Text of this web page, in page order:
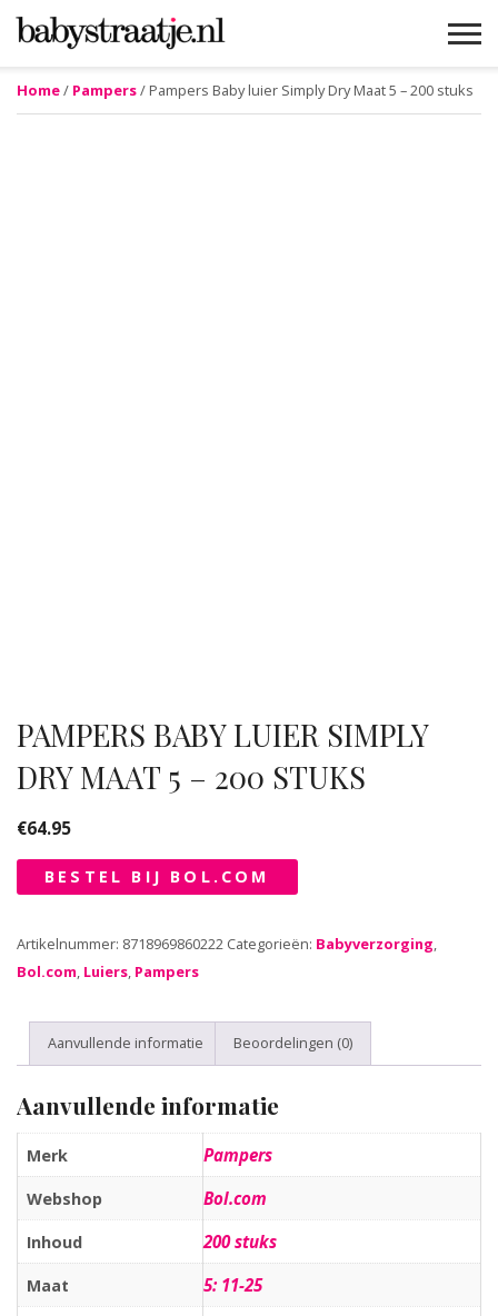
MAMAVLOGS
ZWANGER
BABY
LIFESTYLE
MUSTHAVES
CELEBS
ADVIES
WEBSHOPS
GRATIS
WIN
KORTINGEN
Home/ Pampers/ Pampers Baby luier Simply Dry Maat 5 – 200 stuks
PAMPERS BABY LUIER SIMPLY
DRY MAAT 5 – 200 STUKS
€64.95
BESTEL BIJ BOL.COM
Artikelnummer: 8718969860222 Categorieën: Babyverzorging,
Bol.com, Luiers, Pampers
Aanvullende informatie Beoordelingen (0)
Aanvullende informatie
Merk Pampers
Webshop Bol.com
Inhoud 200 stuks
Maat 5: 11-25